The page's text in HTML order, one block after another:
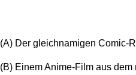
(A) Der gleichnamigen Comic-
(B) Einem Anime-Film aus